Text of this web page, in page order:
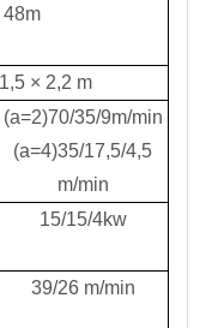
48m
× 2,2 m
(a=2)70/35/9m/min
(a=4)35/17,5/4,5
m/min
15/15/4kw
39/26 m/min